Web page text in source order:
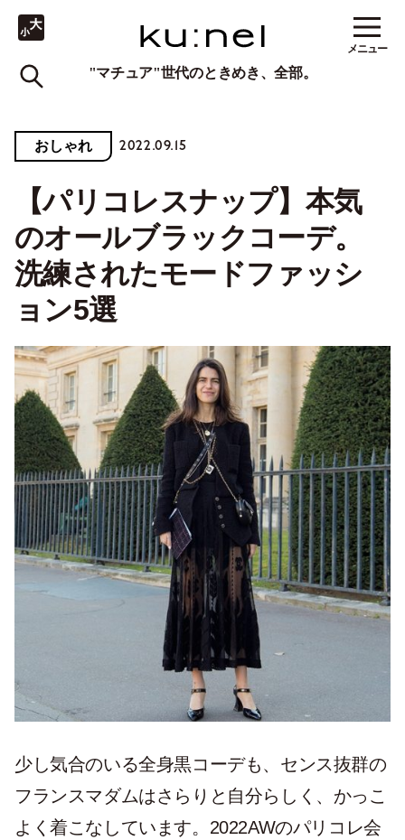
"マチュア"世代のときめき、全部。
メニュー
おしゃれ 2022.09.15
【パリコレスナップ】本気
のオールブラックコーデ。
洗練されたモードファッシ
ョン5選
少し気合のいる全身黒コーデも、センス抜群の
フランスマダムはさらりと自分らしく、かっこ
よく着こなしています。2022AWのパリコレ会